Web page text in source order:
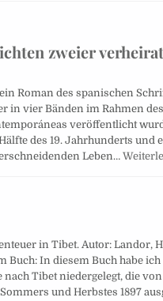
zweier
Roman des spanischen
in vier Bänden im Rahmen
veröffentlicht
des 19. Jahrhunderts und
Leben…
in Tibet. Autor: Landor,
Buch: In diesem Buch habe
nach Tibet niedergelegt, die
und Herbstes 1897